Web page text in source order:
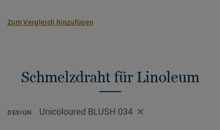
Zum Vergleich hinzufügen
Schmelzdraht für Linoleum
DESIGN Unicoloured BLUSH 034